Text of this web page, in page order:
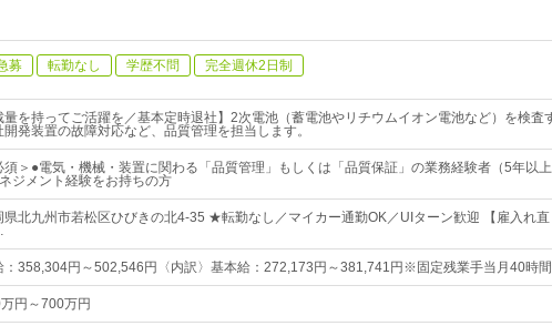
募 転勤なし 学歴不問 完全週休2日制
量を持ってご活躍を／基本定時退社】2次電池（蓄電池やリチウムイオン電池など）を検査
開発装置の故障対応など、品質管理を担当します。
須＞●電気・機械・装置に関わる「品質管理」もしくは「品質保証」の業務経験者（5年以上
ジメント経験をお持ちの方
県北九州市若松区ひびきの北4-35 ★転勤なし／マイカー通勤OK／UIターン歓迎 【雇入れ直
：358,304円～502,546円〈内訳〉基本給：272,173円～381,741円※固定残業手当月40時
円～700万円